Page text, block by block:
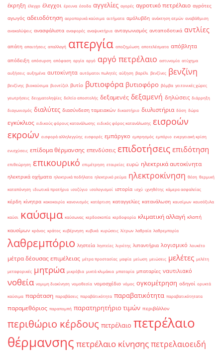
έκρηξη έλεγχο έλεγχοι έρευνα έσοδα αγγελίες αγορές αγροτικό πετρέλαιο αγρότες
αγωγός αδειοδότηση αεροπορικά καύσιμα αιτήματα αμόλυβδη ανάκτηση ατμών αναβάθμιση
ανακαλύψεις ανασφάλιστα αναφορές αναψυκτήρια ανταγωνισμός ανταποδοτικά αντλίες
απάτη απαιτήσεις απαλλαγή απεργία αποζημίωση αποτελέσματα απόβλητα
απόδειξη απόσυρση απόφαση αργία αργό αργό πετρέλαιο αστυνομία ατύχημα
αυξήσεις αυξημένα αυτοκίνητα αυτόματοι πωλητές αύξηση βαρέλι βενζίνες βενζίνη
βενζίνης βιοκαύσιμα βιοντίζελ βυτίο βυτιοφόρα βυτιοφόρο βόμβα γειτονικές χώρες
γεωτρήσεις δειγματοληψίες δελτίο αποστολής δεξαμενές δεξαμενή δηλώσεις διάρρηξη
διαγωνισμός διαλύτες διασύνδεση ταμειακών δικαστήριο διυλιστήρια δόση δώρα
εγκύκλιος ειδικούς φόρους κατανάλωσης ειδικός φόρος κατανάλωσης εισροών
εκροών εισφορά αλληλεγγύης εισφορές εμπάργκο εμπρησμός εμπόριο ενεργειακή κρίση
ενισχύσεις επίδομα θέρμανσης επενδύσεις επιδοτήσεις επιδότηση
επιθεώρηση επικουρικό επιμέτρηση εταιρείες ευρώ ηλεκτρικά αυτοκίνητα
ηλεκτρικά οχήματα ηλεκτρικά ποδήλατα ηλεκτρικό ρεύμα ηλεκτροκίνηση θέση θερμική
καταπόνηση ιδιωτικά πρατήρια ισοζύγιο ισολογισμοί ιστορία ισχύ ιχνηθέτης κάμερα ασφαλείας
κέρδη κίνητρα κακοκαιρία κανονισμός κατάρτιση καταγγελίες κατανάλωση καυσίμων καυσόξυλα
καύσι καύσιμα καύσωνας κερδοσκοπία κερδοφορία κλιματική αλλαγή κλοπή
καυσίμων κράνος κράτος κυβέρνηση κυβικά κυρώσεις λίτρων λαθραία λαθρεμπορία
λαθρεμπόριο ληστεία ληστείες λιγνίτης λιπαντήρια λογισμικό λουκέτο
μέτρα δέουσας επιμέλειας μέτρα προστασίας μαφία μείωση μειώσεις μελέτες μελέτη
μεταφορικές μητρώα μικρόβια μικτά κλιμάκια μπαταρία μπαταρίες ναυτιλιακό
νοθεία νομιμη διακίνηση νομοθεσία νομοσχέδιο νόμος ογκομέτρηση οδηγοί ορυκτά
καύσιμα παράταση παραβάσεις παραβάτικότητα παραβατικότητα παραβατικότητατα
παραμεθόριος παραπομπή παρατηρητήριο τιμών περιβάλλον
περιθώριο κέρδους πετρέλαιο πετρέλαιο
θέρμανσης πετρέλαιο κίνησηςπετρελαιοειδή